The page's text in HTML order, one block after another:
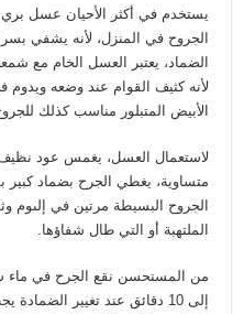
يستخدم في أكثر الأحيان عسل
الجروح في المنزل، لأنه يشفي
الضماد، يعتبر العسل الخام مع
لأنه كثيف القوام عند وضعه
الأبيض المتبلور مناسب كذلك
لاستعمال العسل، يغمس عود
متساوية، يغطي الجرح بضماد
الجروح البسيطة مرتين في إلىوم
الملتهبة أو التي طال شفاؤها.
إلى 10 دقائق عند تغيير